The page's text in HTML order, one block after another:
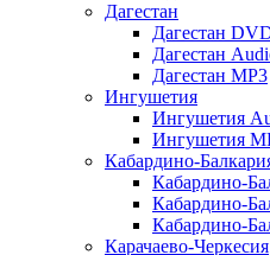
Дагестан
Дагестан
Дагестан
Дагестан MP3
Ингушетия
Ингушетия
Ингушетия
Кабардино-
Кабардино-
Кабардино-
Кабардино-
Карачаево-Черкесия